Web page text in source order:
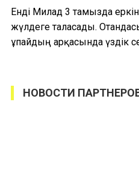
Енді Милад 3 тамызда
жүлдеге таласады.
ұпайдың арқасында үздік
НОВОСТИ